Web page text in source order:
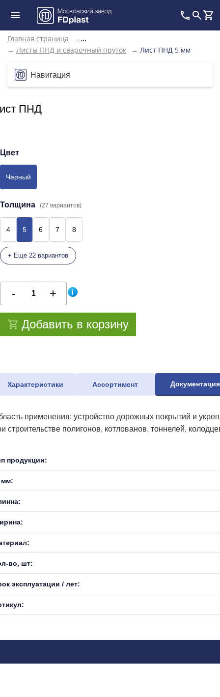
Главная страница → ...
→ Листы ПНД и сварочный пруток → Лист ПНД 5 мм
Навигация
ПНД
Цвет
Черный
Толщина (27 вариантов)
4 5 6 7 8
+ Еще 22 вариантов
Добавить в корзину
Характеристики Ассортимент Документация
применения: устройство дорожных покрытий и
строительстве полигонов, котлованов, тоннелей,
продукции:
мм:
во, шт:
эксплуатации / лет: